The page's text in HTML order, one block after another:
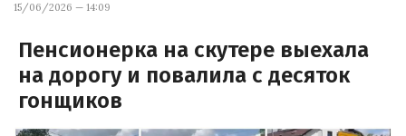
15/06/2026 — 14:09
Пенсионерка на скутере выехала
на дорогу и повалила с десяток
гонщиков